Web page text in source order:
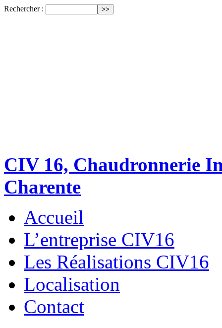
Rechercher :
CIV 16, Chaudronnerie
Charente
Accueil
L’entreprise CIV16
Les Réalisations CIV16
Localisation
Contact